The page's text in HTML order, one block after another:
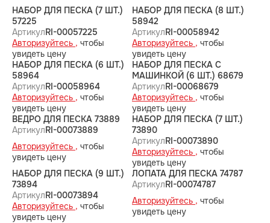
НАБОР ДЛЯ ПЕСКА (7 ШТ.)
57225
АртикулRI-00057225
Авторизуйтесь , чтобы
увидеть цену
НАБОР ДЛЯ ПЕСКА (8 ШТ.)
58942
АртикулRI-00058942
Авторизуйтесь , чтобы
увидеть цену
НАБОР ДЛЯ ПЕСКА (6 ШТ.)
58964
АртикулRI-00058964
Авторизуйтесь , чтобы
увидеть цену
НАБОР ДЛЯ ПЕСКА С
МАШИНКОЙ (6 ШТ.) 68679
АртикулRI-00068679
Авторизуйтесь , чтобы
увидеть цену
ВЕДРО ДЛЯ ПЕСКА 73889
АртикулRI-00073889
Авторизуйтесь , чтобы
увидеть цену
НАБОР ДЛЯ ПЕСКА (7 ШТ.)
73890
АртикулRI-00073890
Авторизуйтесь , чтобы
увидеть цену
НАБОР ДЛЯ ПЕСКА (9 ШТ.)
73894
АртикулRI-00073894
Авторизуйтесь , чтобы
увидеть цену
ЛОПАТА ДЛЯ ПЕСКА 74787
АртикулRI-00074787
Авторизуйтесь , чтобы
увидеть цену